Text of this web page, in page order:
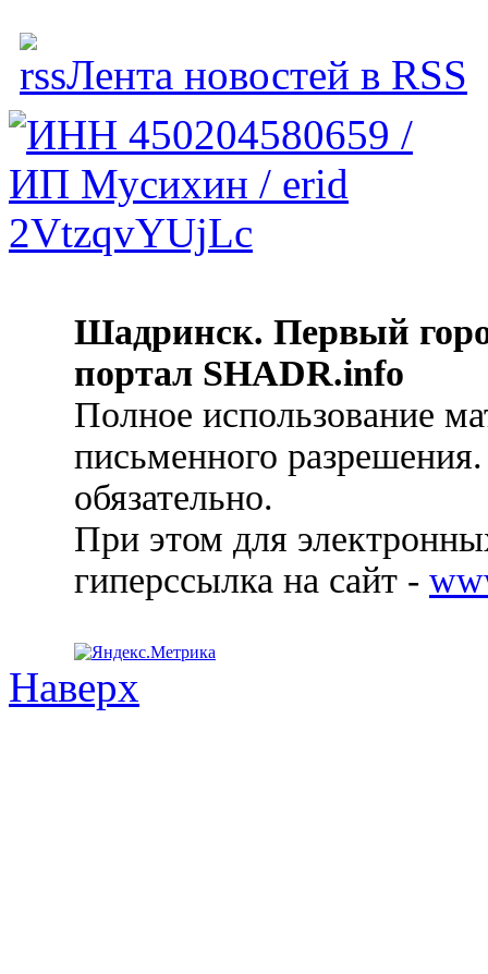
Лента новостей в RSS
Шадринск. Первый
портал SHADR.info
Полное использование
письменного
обязательно.
При этом для
гиперссылка на сайт -
Наверх